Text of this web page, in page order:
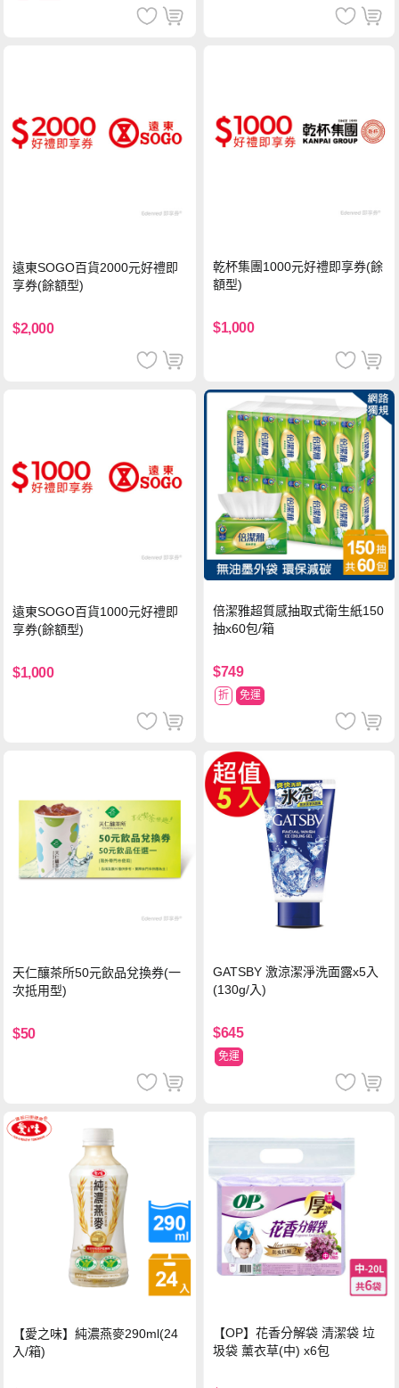
遠東SOGO百貨2000元好禮即
享券(餘額型)
$2,000
乾杯集團1000元好禮即享券(餘
額型)
$1,000
遠東SOGO百貨1000元好禮即
享券(餘額型)
$1,000
倍潔雅超質感抽取式衛生紙150
抽x60包/箱
$749
折 免運
天仁釀茶所50元飲品兌換券(一
次抵用型)
$50
GATSBY 激涼潔淨洗面露x5入
(130g/入)
$645
免運
【愛之味】純濃燕麥290ml(24
入/箱)
【OP】花香分解袋 清潔袋 垃
圾袋 薰衣草(中) x6包